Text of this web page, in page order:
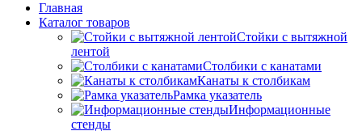
Главная
Каталог товаров
Стойки с вытяжной
лентой
Столбики с канатами
Канаты к столбикам
Рамка указатель
Информационные
стенды